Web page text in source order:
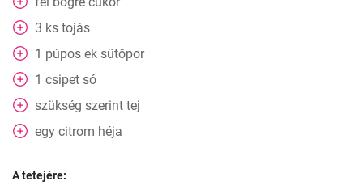
3 ks tojás
1 púpos ek sütőpor
1 csipet só
szükség szerint tej
egy citrom héja
A tetejére: